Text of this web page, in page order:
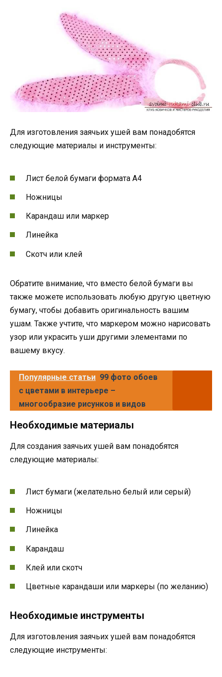
Для изготовления заячьих ушей вам понадобятся
следующие материалы и инструменты:
Лист белой бумаги формата А4
Ножницы
Карандаш или маркер
Линейка
Скотч или клей
Обратите внимание, что вместо белой бумаги вы
также можете использовать любую другую цветную
бумагу, чтобы добавить оригинальность вашим
ушам. Также учтите, что маркером можно нарисовать
узор или украсить уши другими элементами по
вашему вкусу.
Популярные статьи 99 фото обоев
с цветами в интерьере –
многообразие рисунков и видов
Необходимые материалы
Для создания заячьих ушей вам понадобятся
следующие материалы:
Лист бумаги (желательно белый или серый)
Ножницы
Линейка
Карандаш
Клей или скотч
Цветные карандаши или маркеры (по желанию)
Необходимые инструменты
Для изготовления заячьих ушей вам понадобятся
следующие инструменты: